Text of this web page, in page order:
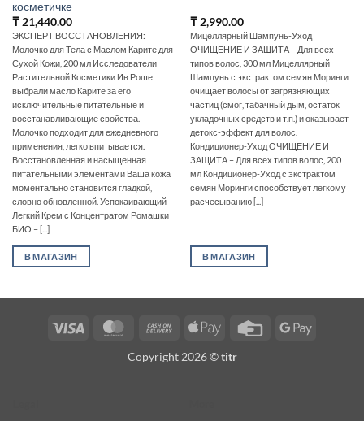
косметичке
₸21,440.00
ЭКСПЕРТ ВОССТАНОВЛЕНИЯ:
Молочко для Тела с Маслом Карите для
Сухой Кожи, 200 мл Исследователи
Растительной Косметики Ив Роше
выбрали масло Карите за его
исключительные питательные и
восстанавливающие свойства.
Молочко подходит для ежедневного
применения, легко впитывается.
Восстановленная и насыщенная
питательными элементами Ваша кожа
моментально становится гладкой,
словно обновленной. Успокаивающий
Легкий Крем с Концентратом Ромашки
БИО – [...]
В МАГАЗИН
₸2,990.00
Мицеллярный Шампунь-Уход
ОЧИЩЕНИЕ И ЗАЩИТА – Для всех
типов волос, 300 мл Мицеллярный
Шампунь с экстрактом семян Моринги
очищает волосы от загрязняющих
частиц (смог, табачный дым, остаток
укладочных средств и т.п.) и оказывает
детокс-эффект для волос.
Кондиционер-Уход ОЧИЩЕНИЕ И
ЗАЩИТА – Для всех типов волос, 200
мл Кондиционер-Уход с экстрактом
семян Моринги способствует легкому
расчесыванию [...]
В МАГАЗИН
Visa MasterCardCash
Delivery
Apple
Credit
Google
Copyright 2026 ©titr